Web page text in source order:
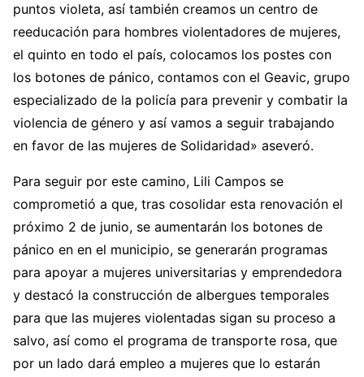
puntos violeta, así también creamos un centro de
reeducación para hombres violentadores de mujeres,
el quinto en todo el país, colocamos los postes con
los botones de pánico, contamos con el Geavic, grupo
especializado de la policía para prevenir y combatir la
violencia de género y así vamos a seguir trabajando
en favor de las mujeres de Solidaridad» aseveró.
Para seguir por este camino, Lili Campos se
comprometió a que, tras cosolidar esta renovación el
próximo 2 de junio, se aumentarán los botones de
pánico en en el municipio, se generarán programas
para apoyar a mujeres universitarias y emprendedora
y destacó la construcción de albergues temporales
para que las mujeres violentadas sigan su proceso a
salvo, así como el programa de transporte rosa, que
por un lado dará empleo a mujeres que lo estarán